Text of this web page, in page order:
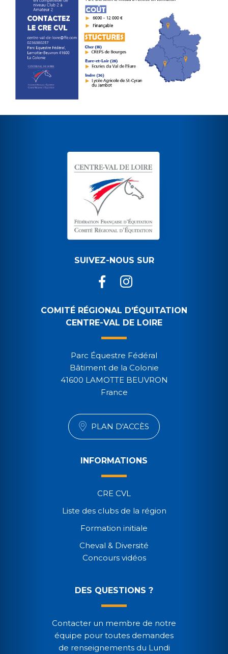
SUIVEZ-NOUS SUR
COMITÉ RÉGIONAL D'ÉQUITATION
CENTRE-VAL DE LOIRE
Parc Équestre Fédéral
Bâtiment de la Colonie
41600 LAMOTTE BEUVRON
France
PLAN D'ACCÈS
INFORMATIONS
CRE CVL
Liste des clubs de la région
Formation initiale
Cheval & Diversité
Concours vidéos
DES QUESTIONS ?
Contacter un membre de notre
équipe pour toutes demandes
de renseignements du Lundi